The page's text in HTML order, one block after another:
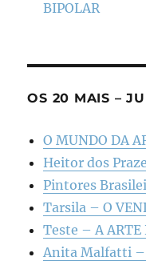
BIPOLAR
OS 20 MAIS –
O MUNDO DA
Heitor dos
Pintores
Tarsila – O
Teste – A ARTE
Anita Malfatti –